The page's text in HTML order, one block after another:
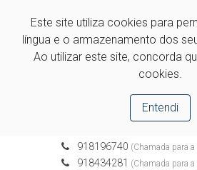
Este site utiliza cookies para
língua e o armazenamento dos
Ao utilizar este site, concorda
cookies.
Entendi
918196740 (Chamada para
918434281 (Chamada para